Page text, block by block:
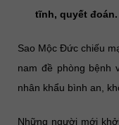
tĩnh, quyết đoán.
Sao Mộc Đức chiếu
nam đề phòng bệnh
nhân khẩu bình an,
Những người mới